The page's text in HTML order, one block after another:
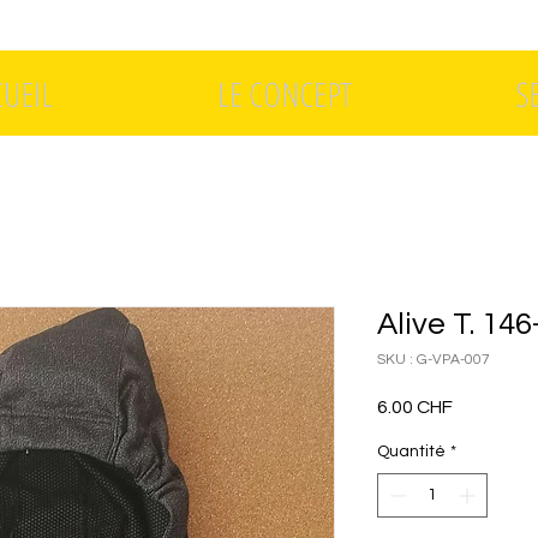
LE CONCEPT
Alive T.
SKU : G-VPA-007
6.00 CHFPrix
Quantité *